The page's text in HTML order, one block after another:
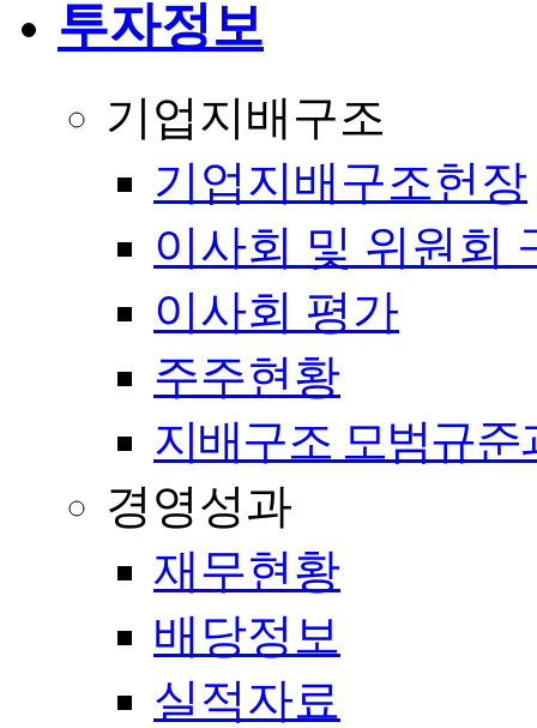
투자정보
기업지배구조
기업지배구조헌장
이사회 및 위원회
이사회 평가
주주현황
지배구조 모범규준
경영성과
재무현황
배당정보
실적자료